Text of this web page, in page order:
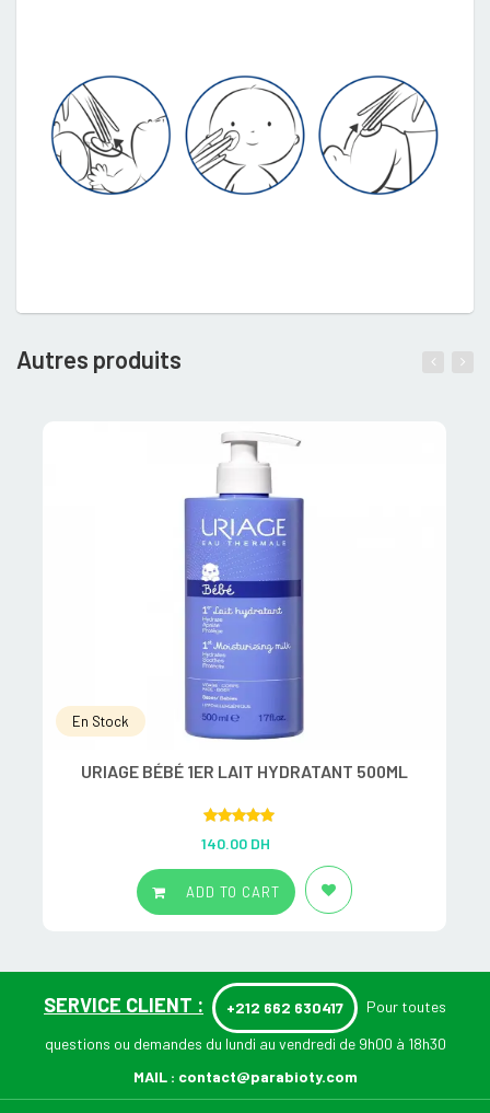
Autres produits
En Stock
URIAGE BÉBÉ 1ER LAIT HYDRATANT 500ML
out of 5
140.00 DH
ADD TO CART
SERVICE CLIENT : +212 662 630417 Pour toutes
questions ou demandes du lundi au vendredi de 9h00 à 18h30
MAIL : contact@parabioty.com